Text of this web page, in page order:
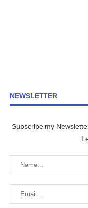
NEWSLETTER
Subscribe my